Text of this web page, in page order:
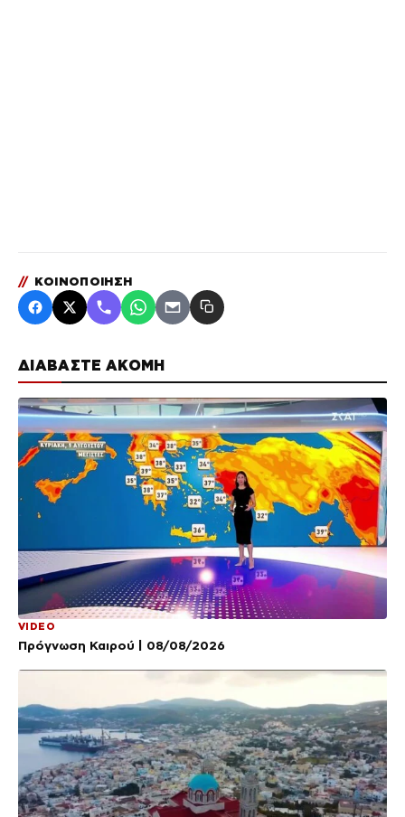
ΔΙΑΒΑΣΤΕ ΑΚΟΜΗ
VIDEO
Πρόγνωση Καιρού | 08/08/2026
// ΚΟΙΝΟΠΟΙΗΣΗ